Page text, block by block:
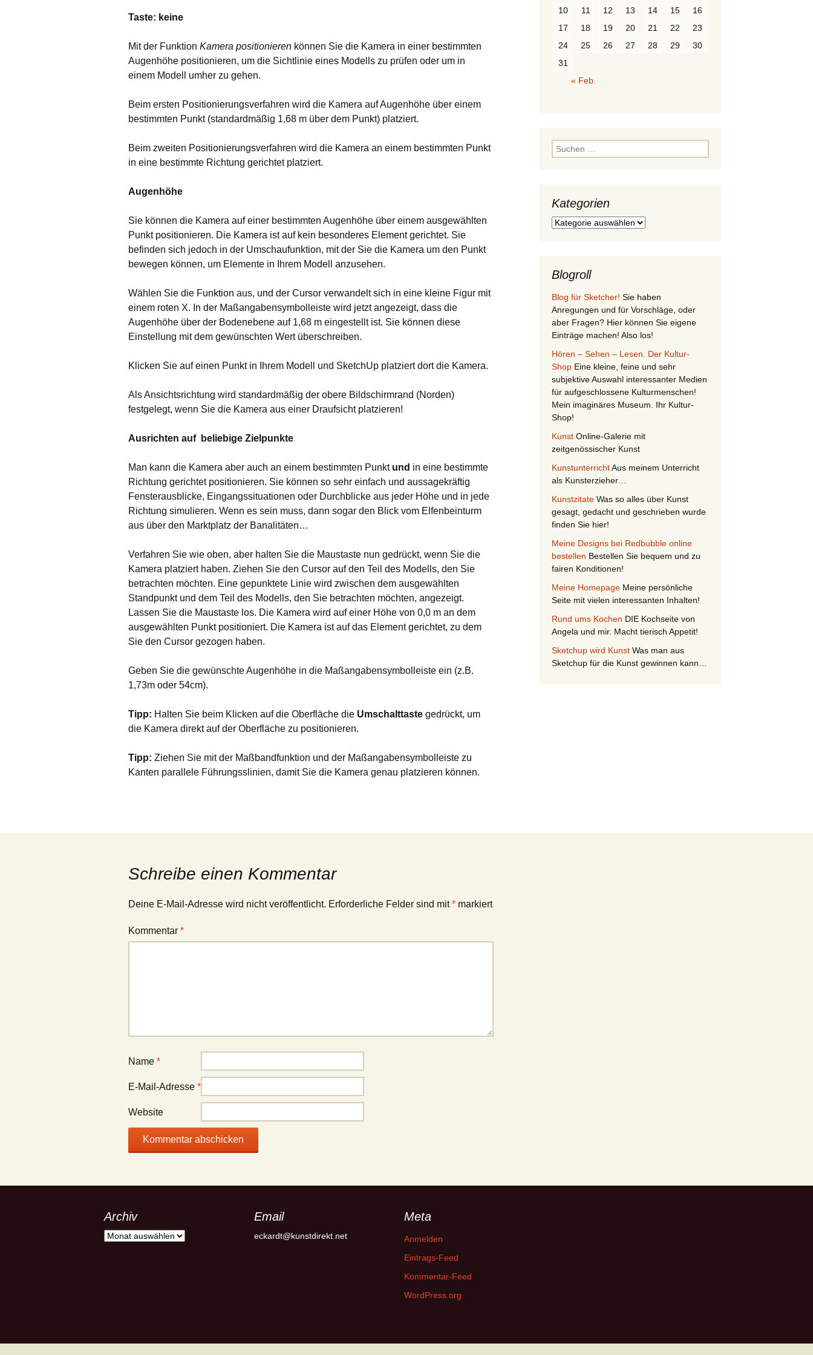
Rendern
Kreis
Folge mir!
Skalieren
Versatz
Verschneiden
Maßangaben
Schatten
SketchUcation
Favoriten Bezier & Co.
Offset on surface
Gehen Prisma
Paare
Taste: keine
Mit der Funktion Kamera positionieren können Sie die Kamera in einer bestimmten
Augenhöhe positionieren, um die Sichtlinie eines Modells zu prüfen oder um in
einem Modell umher zu gehen.
Beim ersten Positionierungsverfahren wird die Kamera auf Augenhöhe über einem
bestimmten Punkt (standardmäßig 1,68 m über dem Punkt) platziert.
Beim zweiten Positionierungsverfahren wird die Kamera an einem bestimmten Punkt
in eine bestimmte Richtung gerichtet platziert.
Augenhöhe
Sie können die Kamera auf einer bestimmten Augenhöhe über einem ausgewählten
Punkt positionieren. Die Kamera ist auf kein besonderes Element gerichtet. Sie
befinden sich jedoch in der Umschaufunktion, mit der Sie die Kamera um den Punkt
bewegen können, um Elemente in Ihrem Modell anzusehen.
Wählen Sie die Funktion aus, und der Cursor verwandelt sich in eine kleine Figur mit
einem roten X. In der Maßangabensymbolleiste wird jetzt angezeigt, dass die
Augenhöhe über der Bodenebene auf 1,68 m eingestellt ist. Sie können diese
Einstellung mit dem gewünschten Wert überschreiben.
Klicken Sie auf einen Punkt in Ihrem Modell und SketchUp platziert dort die Kamera.
Als Ansichtsrichtung wird standardmäßig der obere Bildschirmrand (Norden)
festgelegt, wenn Sie die Kamera aus einer Draufsicht platzieren!
Ausrichten auf beliebige Zielpunkte
Man kann die Kamera aber auch an einem bestimmten Punkt und in eine bestimmte
Richtung gerichtet positionieren. Sie können so sehr einfach und aussagekräftig
Fensterausblicke, Eingangssituationen oder Durchblicke aus jeder Höhe und in jede
Richtung simulieren. Wenn es sein muss, dann sogar den Blick vom Elfenbeinturm
aus über den Marktplatz der Banalitäten…
Verfahren Sie wie oben, aber halten Sie die Maustaste nun gedrückt, wenn Sie die
Kamera platziert haben. Ziehen Sie den Cursor auf den Teil des Modells, den Sie
betrachten möchten. Eine gepunktete Linie wird zwischen dem ausgewählten
Standpunkt und dem Teil des Modells, den Sie betrachten möchten, angezeigt.
Lassen Sie die Maustaste los. Die Kamera wird auf einer Höhe von 0,0 m an dem
ausgewählten Punkt positioniert. Die Kamera ist auf das Element gerichtet, zu dem
Sie den Cursor gezogen haben.
Geben Sie die gewünschte Augenhöhe in die Maßangabensymbolleiste ein (z.B.
1,73m oder 54cm).
Tipp: Halten Sie beim Klicken auf die Oberfläche die Umschalttaste gedrückt, um
die Kamera direkt auf der Oberfläche zu positionieren.
Tipp: Ziehen Sie mit der Maßbandfunktion und der Maßangabensymbolleiste zu
Kanten parallele Führungsslinien, damit Sie die Kamera genau platzieren können.
Schreibe einen Kommentar
Deine E-Mail-Adresse wird nicht veröffentlicht. Erforderliche Felder sind mit* markiert
Kommentar *
Name *
E-Mail-Adresse *
Website
10
11 12 13 14 15
16
17
18 19 20 21 22
23
24
25 26 27 28 29
30
31
« Feb.
Suchen
nach:
Kategorien
Kategorien
Blogroll
Blog für Sketcher! Sie haben
Anregungen und für Vorschläge, oder
aber Fragen? Hier können Sie eigene
Einträge machen! Also los!
Hören – Sehen – Lesen. Der Kultur-
Shop Eine kleine, feine und sehr
subjektive Auswahl interessanter Medien
für aufgeschlossene Kulturmenschen!
Mein imaginäres Museum. Ihr Kultur-
Shop!
Kunst Online-Galerie mit
zeitgenössischer Kunst
KunstunterrichtAus meinem Unterricht
als Kunsterzieher…
Kunstzitate Was so alles über Kunst
gesagt, gedacht und geschrieben wurde
finden Sie hier!
Meine Designs bei Redbubble online
bestellen Bestellen Sie bequem und zu
fairen Konditionen!
Meine Homepage Meine persönliche
Seite mit vielen interessanten Inhalten!
Rund ums Kochen DIE Kochseite von
Angela und mir. Macht tierisch Appetit!
Sketchup wird Kunst Was man aus
Sketchup für die Kunst gewinnen kann…
Archiv
Archiv
Email
eckardt@kunstdirekt.net
Meta
Anmelden
Eintrags-Feed
Kommentar-Feed
WordPress.org